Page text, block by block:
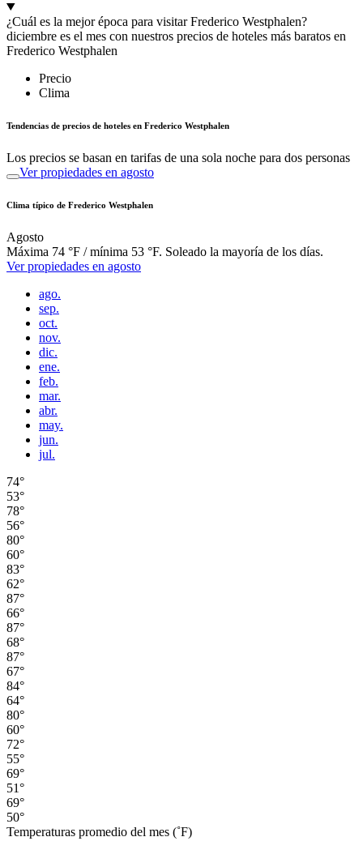
¿Cuál es la mejor época para visitar Frederico Westphalen?
diciembre es el mes con nuestros precios de hoteles más baratos en
Frederico Westphalen
Precio
Clima
Tendencias de precios de hoteles en Frederico Westphalen
Los precios se basan en tarifas de una sola noche para dos personas
Ver propiedades en agosto
Clima típico de Frederico Westphalen
Agosto
Máxima 74 °F / mínima 53 °F. Soleado la mayoría de los días.
Ver propiedades en agosto
ago.
sep.
oct.
nov.
dic.
ene.
feb.
mar.
abr.
may.
jun.
jul.
74°
53°
78°
56°
80°
60°
83°
62°
87°
66°
87°
68°
87°
67°
84°
64°
80°
60°
72°
55°
69°
51°
69°
50°
Temperaturas promedio del mes (˚F)